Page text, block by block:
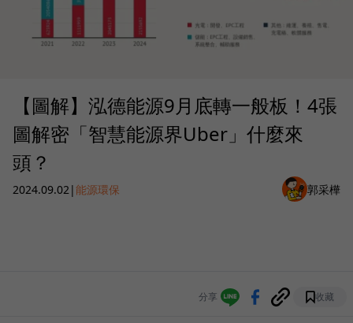
【圖解】泓德能源9月底轉一般板！4張
圖解密「智慧能源界Uber」什麼來
頭？
2024.09.02|能源環保 郭采樺
分享 收藏